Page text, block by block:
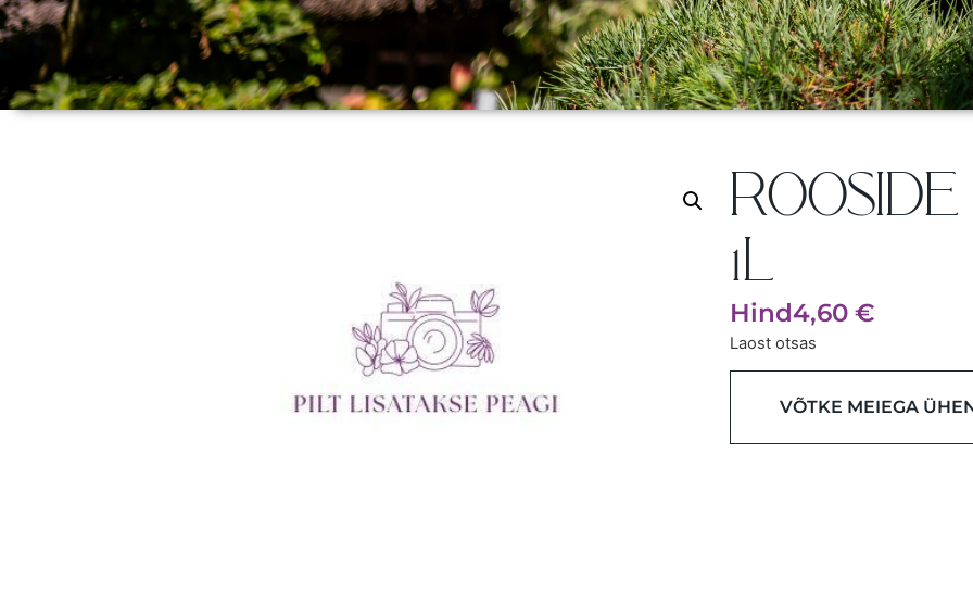
1L
Hind4,60 €
Laost otsas
VÕTKE MEIEGA